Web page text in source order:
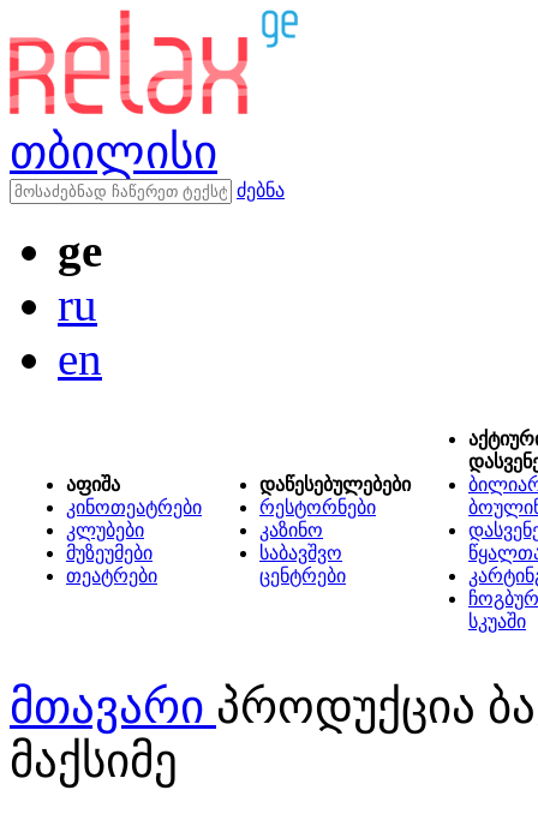
თბილისი
ძებნა
ge
ru
en
აფიშა
კინოთეატრები
კლუბები
მუზეუმები
თეატრები
დაწესებულებები
რესტორნები
კაზინო
საბავშვო
ცენტრები
სკუაში
მთავარი პროდუქცია
მაქსიმე